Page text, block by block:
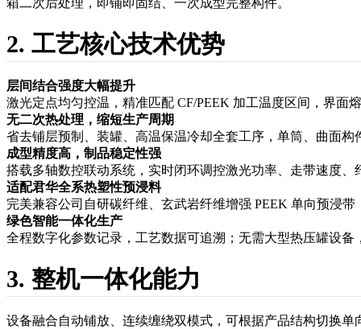
2. 工艺核心技术优势
层间结合强度大幅提升
激光定点均匀控温，精准匹配 CF/PEEK 加工温度区间，界面
无二次热处理，缩短生产周期
省去铺层预制、装罐、高温保温冷却全套工序，单筒、曲面
成型精度高，制品稳定性强
搭载多轴数控联动系统，实时闭环调控激光功率、走带速度
适配君华全系热塑性预浸料
完美兼容公司自研碳纤维、玄武岩纤维增强 PEEK 单向预浸
绿色智能一体化生产
全程数字化参数记录，工艺数据可追溯；无需大型热压罐设
3. 整机一体化能力
设备融合自动铺放、连续缠绕双模式，可根据产品结构切换